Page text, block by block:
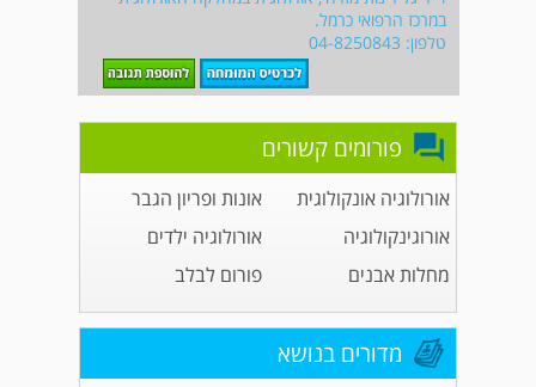
במרכז הרפואי כרמל.
טלפון: 04-8250843
פורומים קשורים
אורולוגיה אונקולוגית
אונות ופריון הגבר
אורוגינקולוגיה
אורולוגיה ילדים
מחלות אבנים
פורום לבלב
מדורים בנושא